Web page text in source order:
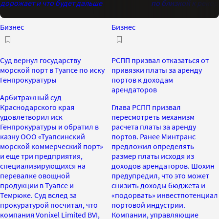
дорожает и что будет дальше
по близкой к
Бизнес
Суд вернул государству
морской порт в Туапсе по иску
Генпрокуратуры
Арбитражный суд
Краснодарского края
удовлетворил иск
Генпрокуратуры и обратил в
казну ООО «Туапсинский
морской коммерческий порт»
и еще три предприятия,
специализирующихся на
перевалке овощной
продукции в Туапсе и
Темрюке. Суд вслед за
прокуратурой посчитал, что
компания Vonixel Limited BVI,
Бизнес
РСПП призвал отказаться от
привязки платы за аренду
портов к доходам
арендаторов
Глава РСПП призвал
пересмотреть механизм
расчета платы за аренду
портов. Ранее Минтранс
предложил определять
размер платы исходя из
доходов арендаторов. Шохин
предупредил, что это может
снизить доходы бюджета и
«подорвать» инвестпотенциал
портовой индустрии.
Компании, управляющие